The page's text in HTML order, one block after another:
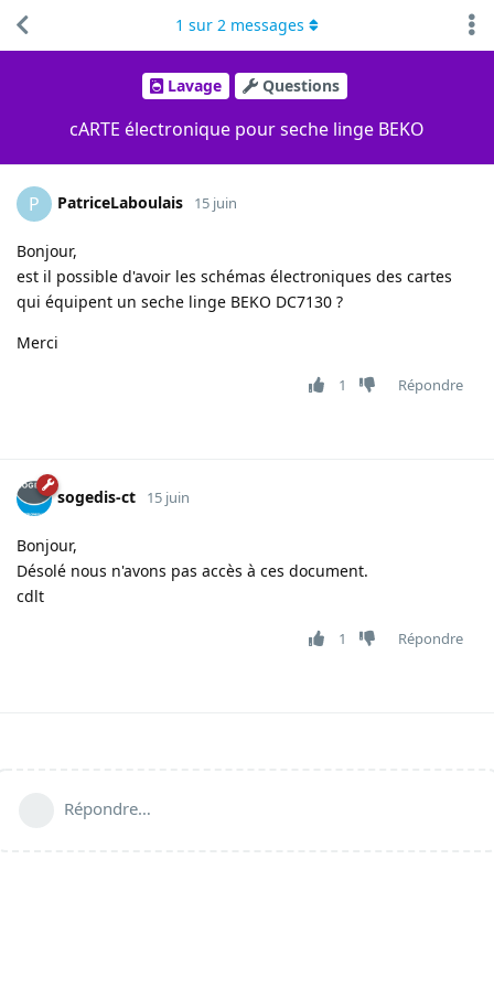
Lavage Questions
cARTE électronique pour seche linge BEKO
1 sur 2 messages
P PatriceLaboulais 15 juin
Bonjour,
est il possible d'avoir les schémas électroniques des cartes
qui équipent un seche linge BEKO DC7130 ?
Merci
1 Répondre
sogedis-ct 15 juin
Bonjour,
Désolé nous n'avons pas accès à ces document.
cdlt
1 Répondre
Répondre…